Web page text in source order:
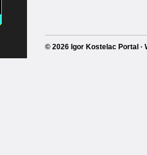
© 2026 Igor Kostelac Portal